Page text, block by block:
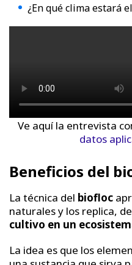
¿En qué clima estará
Ve aquí la entrevista
datos
Beneficios del
La técnica del biofloc
naturales y los replica,
cultivo en un
La idea es que los